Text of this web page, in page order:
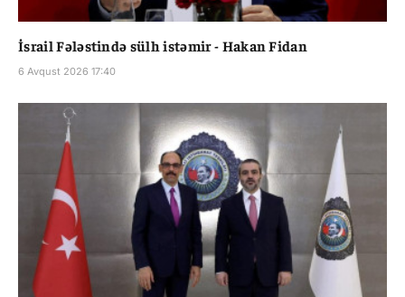
İsrail Fələstində sülh istəmir - Hakan Fidan
6 Avqust 2026 17:40